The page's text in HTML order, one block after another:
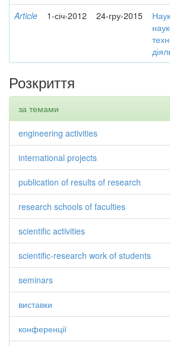
Article 1-січ-2012 24-гру-2015
Розкриття
за темами
engineering activities
international projects
publication of results of research
research schools of faculties
scientific activities
scientific-research work of students
seminars
виставки
конференції